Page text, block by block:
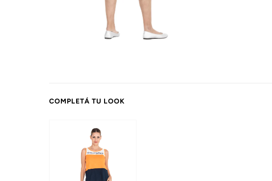
COMPLETÁ TU LOOK